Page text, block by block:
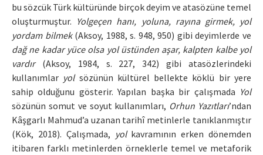
bu sözcük Türk kültüründe birçok deyim ve atasözüne temel
oluşturmuştur. Yolgeçen hanı, yoluna, rayına girmek, yol
yordam bilmek(Aksoy, 1988, s. 948, 950) gibi deyimlerde ve
dağ ne kadar yüce olsa yol üstünden aşar, kalpten kalbe yol
vardır(Aksoy, 1984, s. 227, 342) gibi atasözlerindeki
kullanımlar yolsözünün kültürel bellekte köklü bir yere
sahip olduğunu gösterir. Yapılan başka bir çalışmada Yol
sözünün somut ve soyut kullanımları, Orhun Yazıtları’ndan
Kâşgarlı Mahmud’a uzanan tarihî metinlerle tanıklanmıştır
(Kök, 2018). Çalışmada, yolkavramının erken dönemden
itibaren farklı metinlerden örneklerle temel ve metaforik